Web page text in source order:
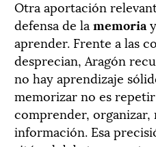
Otra aportación
defensa de la memoria
aprender. Frente a las
desprecian, Aragón
no hay aprendizaje
memorizar no es
comprender,
información. Esa